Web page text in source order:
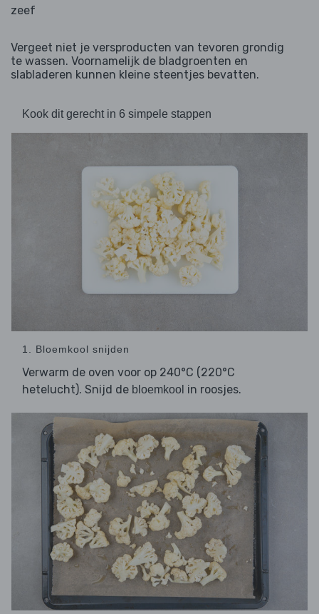
zeef
Vergeet niet je versproducten van tevoren grondig
te wassen. Voornamelijk de bladgroenten en
slabladeren kunnen kleine steentjes bevatten.
Kook dit gerecht in 6 simpele stappen
1. Bloemkool snijden
Verwarm de oven voor op 240°C (220°C
hetelucht). Snijd de bloemkool in roosjes.